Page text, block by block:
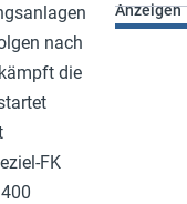
nach
die
FK
Anzeigen